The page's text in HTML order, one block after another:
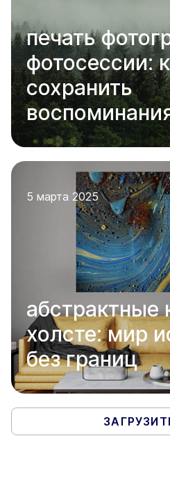
печать
фотосессии:
сохранить
5 марта 2025
абстрактные
холсте: мир
без границ